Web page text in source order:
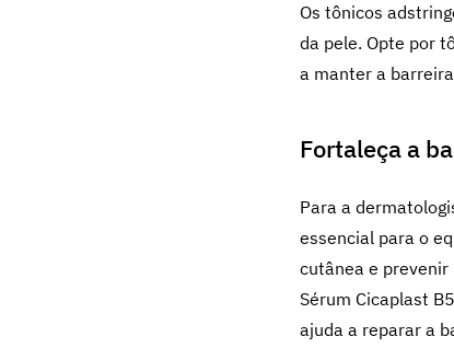
Os tônicos
da pele. Opte por
a manter a
Fortaleça a
Para a
essencial para o
cutânea e prevenir
Sérum Cicaplast
ajuda a reparar a